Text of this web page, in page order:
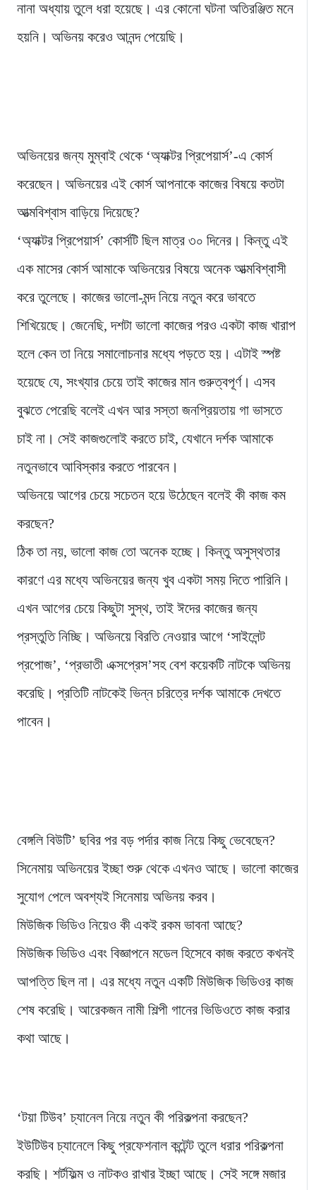
নানা অধ্যায় তুলে ধরা হয়েছে। এর কোনো ঘটনা অতিরঞ্জিত মনে
হয়নি। অভিনয় করেও আনন্দ পেয়েছি।
অভিনয়ের জন্য মুম্বাই থেকে ‘অ্যাক্টর প্রিপেয়ার্স’-এ কোর্স
করেছেন। অভিনয়ের এই কোর্স আপনাকে কাজের বিষয়ে কতটা
আত্মবিশ্বাস বাড়িয়ে দিয়েছে?
‘অ্যাক্টর প্রিপেয়ার্স’ কোর্সটি ছিল মাত্র ৩০ দিনের। কিন্তু এই
এক মাসের কোর্স আমাকে অভিনয়ের বিষয়ে অনেক আত্মবিশ্বাসী
করে তুলেছে। কাজের ভালো-মন্দ নিয়ে নতুন করে ভাবতে
শিখিয়েছে। জেনেছি, দশটা ভালো কাজের পরও একটা কাজ খারাপ
হলে কেন তা নিয়ে সমালোচনার মধ্যে পড়তে হয়। এটাই স্পষ্ট
হয়েছে যে, সংখ্যার চেয়ে তাই কাজের মান গুরুত্বপূর্ণ। এসব
বুঝতে পেরেছি বলেই এখন আর সস্তা জনপ্রিয়তায় গা ভাসতে
চাই না। সেই কাজগুলোই করতে চাই, যেখানে দর্শক আমাকে
নতুনভাবে আবিস্কার করতে পারবেন।
অভিনয়ে আগের চেয়ে সচেতন হয়ে উঠেছেন বলেই কী কাজ কম
করছেন?
ঠিক তা নয়, ভালো কাজ তো অনেক হচ্ছে। কিন্তু অসুস্থতার
কারণে এর মধ্যে অভিনয়ের জন্য খুব একটা সময় দিতে পারিনি।
এখন আগের চেয়ে কিছুটা সুস্থ, তাই ঈদের কাজের জন্য
প্রস্তুতি নিচ্ছি। অভিনয়ে বিরতি নেওয়ার আগে ‘সাইলেন্ট
প্রপোজ’, ‘প্রভাতী এক্সপ্রেস’সহ বেশ কয়েকটি নাটকে অভিনয়
করেছি। প্রতিটি নাটকেই ভিন্ন চরিত্রে দর্শক আমাকে দেখতে
পাবেন।
বেঙ্গলি বিউটি’ ছবির পর বড় পর্দার কাজ নিয়ে কিছু ভেবেছেন?
সিনেমায় অভিনয়ের ইচ্ছা শুরু থেকে এখনও আছে। ভালো কাজের
সুযোগ পেলে অবশ্যই সিনেমায় অভিনয় করব।
মিউজিক ভিডিও নিয়েও কী একই রকম ভাবনা আছে?
মিউজিক ভিডিও এবং বিজ্ঞাপনে মডেল হিসেবে কাজ করতে কখনই
আপত্তি ছিল না। এর মধ্যে নতুন একটি মিউজিক ভিডিওর কাজ
শেষ করেছি। আরেকজন নামী শিল্পী গানের ভিডিওতে কাজ করার
কথা আছে।
‘টয়া টিউব’ চ্যানেল নিয়ে নতুন কী পরিকল্পনা করছেন?
ইউটিউব চ্যানেলে কিছু প্রফেশনাল কন্টেন্ট তুলে ধরার পরিকল্পনা
করছি। শর্টফিল্ম ও নাটকও রাখার ইচ্ছা আছে। সেই সঙ্গে মজার